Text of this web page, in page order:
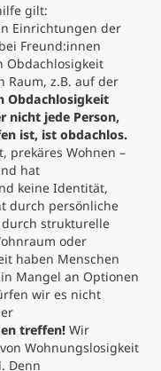
gilt:
Einrichtungen der
Freund:innen
Obdachlosigkeit
z.B. auf der
Obdachlosigkeit
nicht jede Person,
ist, ist obdachlos.
prekäres Wohnen –
hat
keine Identität,
durch persönliche
durch strukturelle
oder
haben Menschen
Mangel an Optionen
wir es nicht
treffen! Wir
Wohnungslosigkeit
Denn